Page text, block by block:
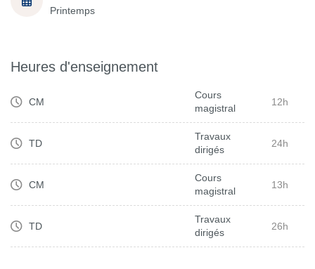
Printemps
Heures d'enseignement
CM
Cours
magistral
12h
TD
Travaux
dirigés
24h
CM
Cours
magistral
13h
TD
Travaux
dirigés
26h